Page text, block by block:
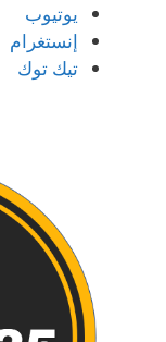
يوتيوب
إنستغرام
تيك توك